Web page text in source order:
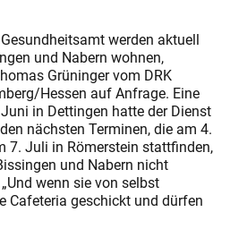
werden aktuell
und Nabern wohnen,
Grüninger vom DRK
Hessen auf Anfrage. Eine
in Dettingen hatte der Dienst
nächsten Terminen, die am 4.
7. Juli in Römerstein stattfinden,
und Nabern nicht
wenn sie von selbst
Cafeteria geschickt und dürfen